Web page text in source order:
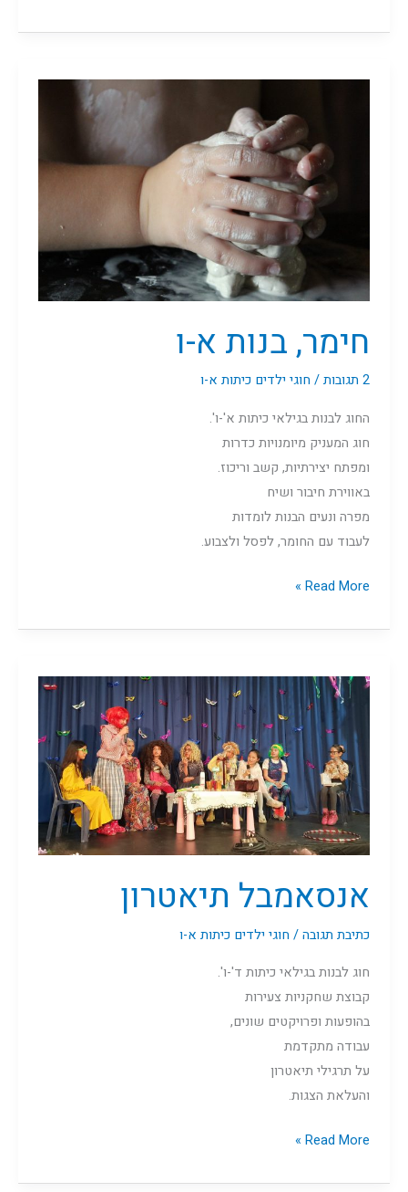
חימר, בנות א-ו
2 תגובות / חוגי ילדים כיתות א-ו
החוג לבנות בגילאי כיתות א'-ו'.
חוג המעניק מיומנויות כדרות
ומפתח יצירתיות, קשב וריכוז.
באווירת חיבור ושיח
מפרה ונעים הבנות לומדות
לעבוד עם החומר, לפסל ולצבוע.
Read More »
אנסאמבל תיאטרון
כתיבת תגובה/ חוגי ילדים כיתות א-ו
חוג לבנות בגילאי כיתות ד'-ו'.
קבוצת שחקניות צעירות
בהופעות ופרויקטים שונים,
עבודה מתקדמת
על תרגילי תיאטרון
והעלאת הצגות.
אנסאמבל
תיאטרון
Read More »